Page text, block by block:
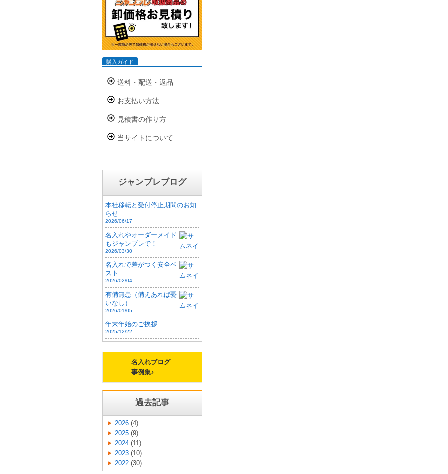
購入ガイド
送料・配送・返品
お支払い方法
見積書の作り方
当サイトについて
ジャンブレブログ
本社移転と受付停止期間のお知
らせ
2026/06/17
名入れやオーダーメイド
もジャンブレで！
2026/03/30
名入れで差がつく安全ベ
スト
2026/02/04
有備無患（備えあれば憂
いなし）
2026/01/05
年末年始のご挨拶
2025/12/22
名入れブログ
事例集♪
過去記事
2026 (4)
2025 (9)
2024 (11)
2023 (10)
2022 (30)